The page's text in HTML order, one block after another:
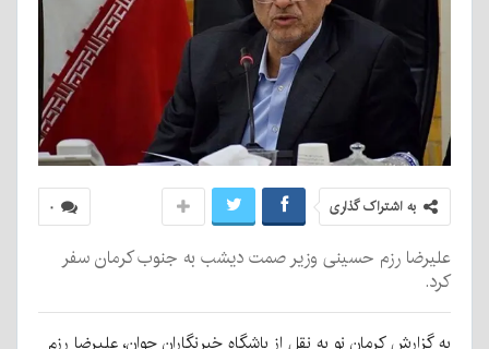
۰ به اشتراک گذاری
علیرضا رزم حسینی وزیر صمت دیشب به جنوب کرمان سفر
کرد.
به گزارش کرمان نو به نقل از باشگاه خبرنگاران جوان، علیرضا رزم